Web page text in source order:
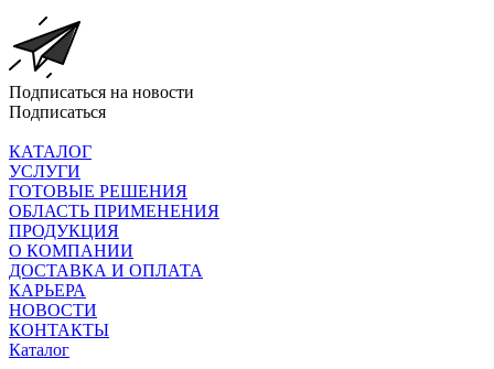
Подписаться на новости
Подписаться
КАТАЛОГ
УСЛУГИ
ГОТОВЫЕ РЕШЕНИЯ
ОБЛАСТЬ ПРИМЕНЕНИЯ
ПРОДУКЦИЯ
О КОМПАНИИ
ДОСТАВКА И ОПЛАТА
КАРЬЕРА
НОВОСТИ
КОНТАКТЫ
Каталог